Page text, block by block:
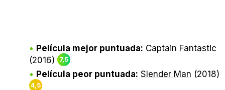
Película mejor puntuada: Captain Fantastic
(2016)
7,5
Película peor puntuada: Slender Man (2018)
4,5